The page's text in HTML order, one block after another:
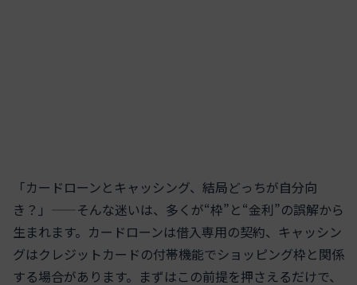
「カードローンとキャッシング、結局どっちが自分向
き？」——そんな迷いは、多くが“枠”と“金利”の誤解から
生まれます。カードローンは借入専用の契約、キャッシン
グはクレジットカードの付帯機能でショッピング枠と関係
する場合があります。まずはこの前提を押さえるだけで、